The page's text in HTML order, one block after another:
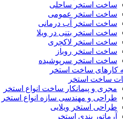
ساخت استخر ساحلی
ساخت استخر عمومی
ساخت استخر آب درمانی
ساخت استخر بتنی در ویلا
ساخت استخر لاکچری
ساخت استخر روباز
ساخت استخر سرپوشیده
کارهای ساخت استخر
ساخت استخر
مجری و پیمانکار ساخت انواع استخر
طراحی و مهندسی سازه انواع استخر
طراحی استخر ویلایی
آرماتور بندی استخر